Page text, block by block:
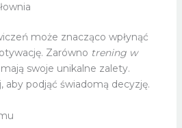
może znacząco wpłynąć
Zarówno trening w
mają swoje unikalne zalety.
aby podjąć świadomą decyzję.